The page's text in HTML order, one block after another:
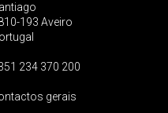
193 Aveiro
234 370 200
gerais